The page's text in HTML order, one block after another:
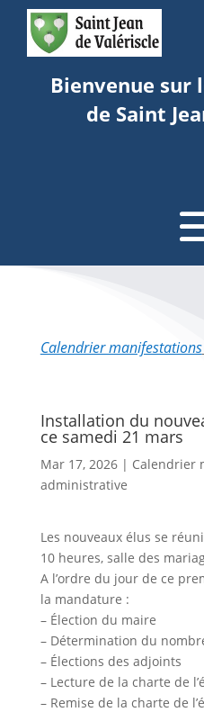
Bienvenue sur
de Saint
Calendrier manifestations
Installation du
ce samedi 21 mars
Mar 17, 2026| Calendrier
administrative
Les nouveaux élus se
10 heures, salle des
A l’ordre du jour de ce
la mandature :
– Élection du maire
– Détermination du
– Élections des adjoints
– Lecture de la charte de
– Remise de la charte de